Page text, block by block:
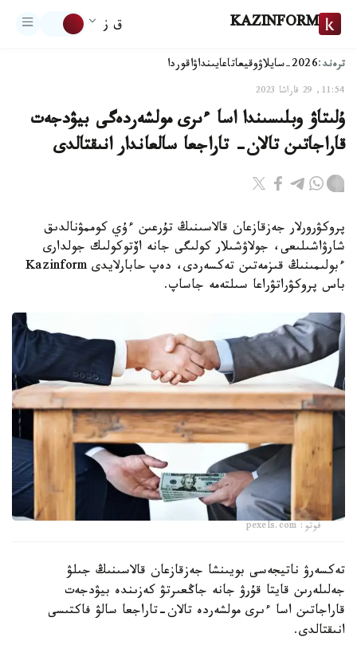
KAZINFORM ق ز
ترەند:2026-سايلاۋ وقيعاتاعايىنداۋاقوردا
11:54, 29 قاراشا 2023
ۇلىتاۋ وبلىسىندا اسا ءىرى مولشەردەگى بيۋدجەت
قاراجاتىن تالان- تاراجعا سالعاندار انىقتالدى
پروكۋرورلار جەزقازعان قالاسىنىڭ تۇرعىن ءۇي كوممۋنالدىق
شارۋاشىلىعى، جولاۋشىلار كولىگى جانە اۆتوكولىك جولدارى
ءبولىمىنىڭ قىزمەتىن تەكسەردى، دەپ حابارلايدى Kazinform
باس پروكۋراتۋراعا سىلتەمە جاساپ.
فوتو: pexels.com
تەكسەرۋ ناتيجەسى بويىنشا جەزقازعان قالاسىنىڭ جىلۋ
جەلىلەرىن قايتا قۇرۋ جانە جاڭعىرتۋ كەزىندە بيۋدجەت
قاراجاتىن اسا ءىرى مولشەردە تالان-تاراجعا سالۋ فاكتىسى
انىقتالدى.